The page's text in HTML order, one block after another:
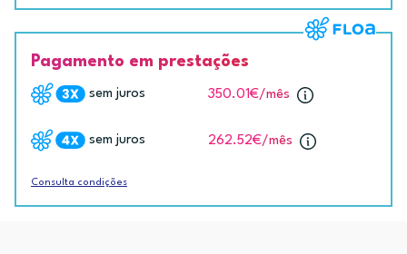
Pagamento em prestações
sem juros 350.01€/mês
sem juros 262.52€/mês
Consulta condições